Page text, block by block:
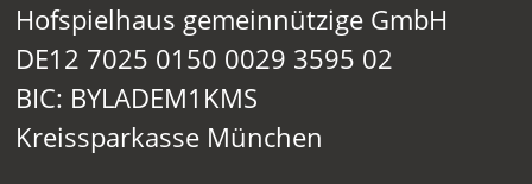
Hofspielhaus gemeinnützige GmbH
DE12 7025 0150 0029 3595 02
BIC: BYLADEM1KMS
Kreissparkasse München